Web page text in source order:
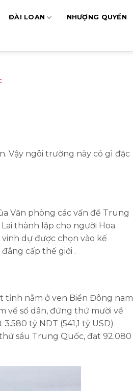
ĐÀI LOAN NHƯỢNG QUYỀN
Vậy ngôi trường này có gì đặc
Văn phòng các vấn đề Trung
thành lập cho người Hoa
dự được chọn vào kế
cấp thế giới .
tỉnh nằm ở ven Biển Đông nam
về số dân, đứng thứ mười về
tỷ NDT (541,1 tỷ USD)
sáu Trung Quốc, đạt 92.080